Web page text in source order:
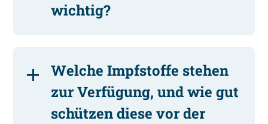
wichtig?
Welche Impfstoffe stehen
zur Verfügung, und wie gut
schützen diese vor der